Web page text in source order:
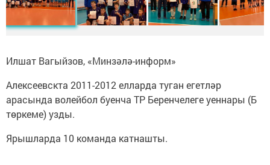
Илшат Вагыйзов, «Минзәлә-информ»
Алексеевскта 2011-2012 елларда туган егетләр
арасында волейбол буенча ТР Беренчелеге уеннары (Б
төркеме) узды.
Ярышларда 10 команда катнашты.